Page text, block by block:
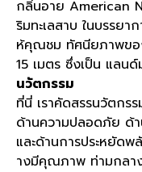
กลิ่นอาย American
ริมทะเลสาบ ในบรรยา
ห้คุณชม ทัศนียภาพขอ
15 เมตร ซึ่งเป็น แลน
นวัตกรรม
ที่นี่ เราคัดสรรนวัตกร
ด้านความปลอดภัย ด้
และด้านการประหยัด
างมีคุณภาพ ท่ามกลา